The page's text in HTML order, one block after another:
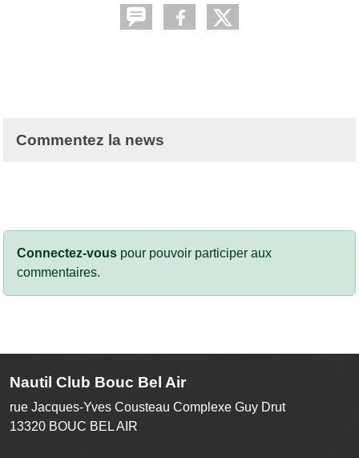
Commentez la news
Connectez-vous pour pouvoir participer aux
commentaires.
Nautil Club Bouc Bel Air
rue Jacques-Yves Cousteau Complexe Guy Drut
13320 BOUC BEL AIR